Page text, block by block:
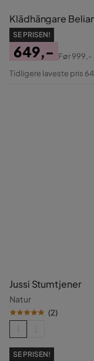
Klädhängare
SE PRISEN!
Pris
649,-
Original
Før999,-
Tidligere laveste pris
Jussi Stumtjener
Natur
(2)
SE PRISEN!